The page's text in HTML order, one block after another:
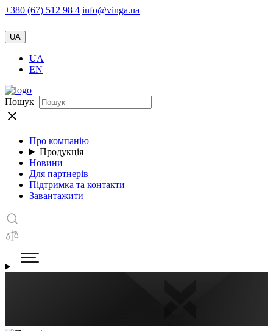
+380 (67) 512 98 4 info@vinga.ua
UA
UA
EN
Пошук
Про компанію
Продукція
Новини
Для партнерів
Підтримка та контакти
Завантажити